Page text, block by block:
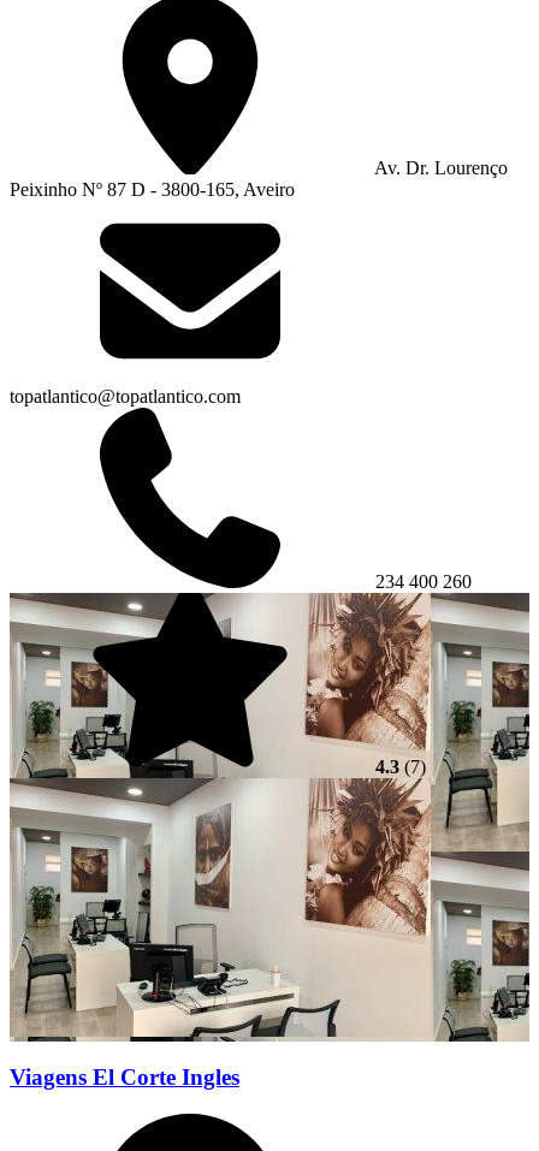
Av. Dr. Lourenço
Peixinho Nº 87 D - 3800-165, Aveiro
topatlantico@topatlantico.com
234 400 260
4.3 (7)
Viagens El Corte Ingles